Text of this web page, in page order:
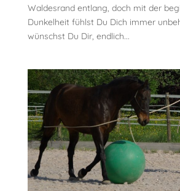
Waldesrand entlang, doch mit der
Dunkelheit fühlst Du Dich immer
wünschst Du Dir, endlich...